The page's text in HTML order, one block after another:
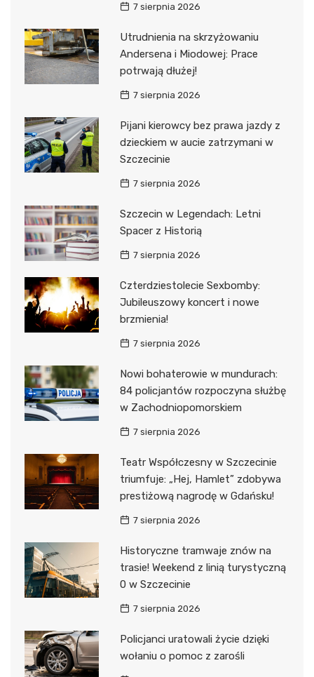
7 sierpnia 2026
Utrudnienia na skrzyżowaniu
Andersena i Miodowej: Prace
potrwają dłużej!
7 sierpnia 2026
Pijani kierowcy bez prawa jazdy z
dzieckiem w aucie zatrzymani w
Szczecinie
7 sierpnia 2026
Szczecin w Legendach: Letni
Spacer z Historią
7 sierpnia 2026
Czterdziestolecie Sexbomby:
Jubileuszowy koncert i nowe
brzmienia!
7 sierpnia 2026
Nowi bohaterowie w mundurach:
84 policjantów rozpoczyna służbę
w Zachodniopomorskiem
7 sierpnia 2026
Teatr Współczesny w Szczecinie
triumfuje: „Hej, Hamlet” zdobywa
prestiżową nagrodę w Gdańsku!
7 sierpnia 2026
Historyczne tramwaje znów na
trasie! Weekend z linią turystyczną
0 w Szczecinie
7 sierpnia 2026
Policjanci uratowali życie dzięki
wołaniu o pomoc z zarośli